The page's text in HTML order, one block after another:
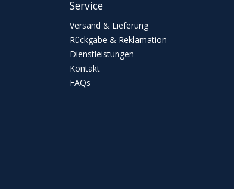
Service
Versand & Lieferung
Rückgabe & Reklamation
Dienstleistungen
Kontakt
FAQs